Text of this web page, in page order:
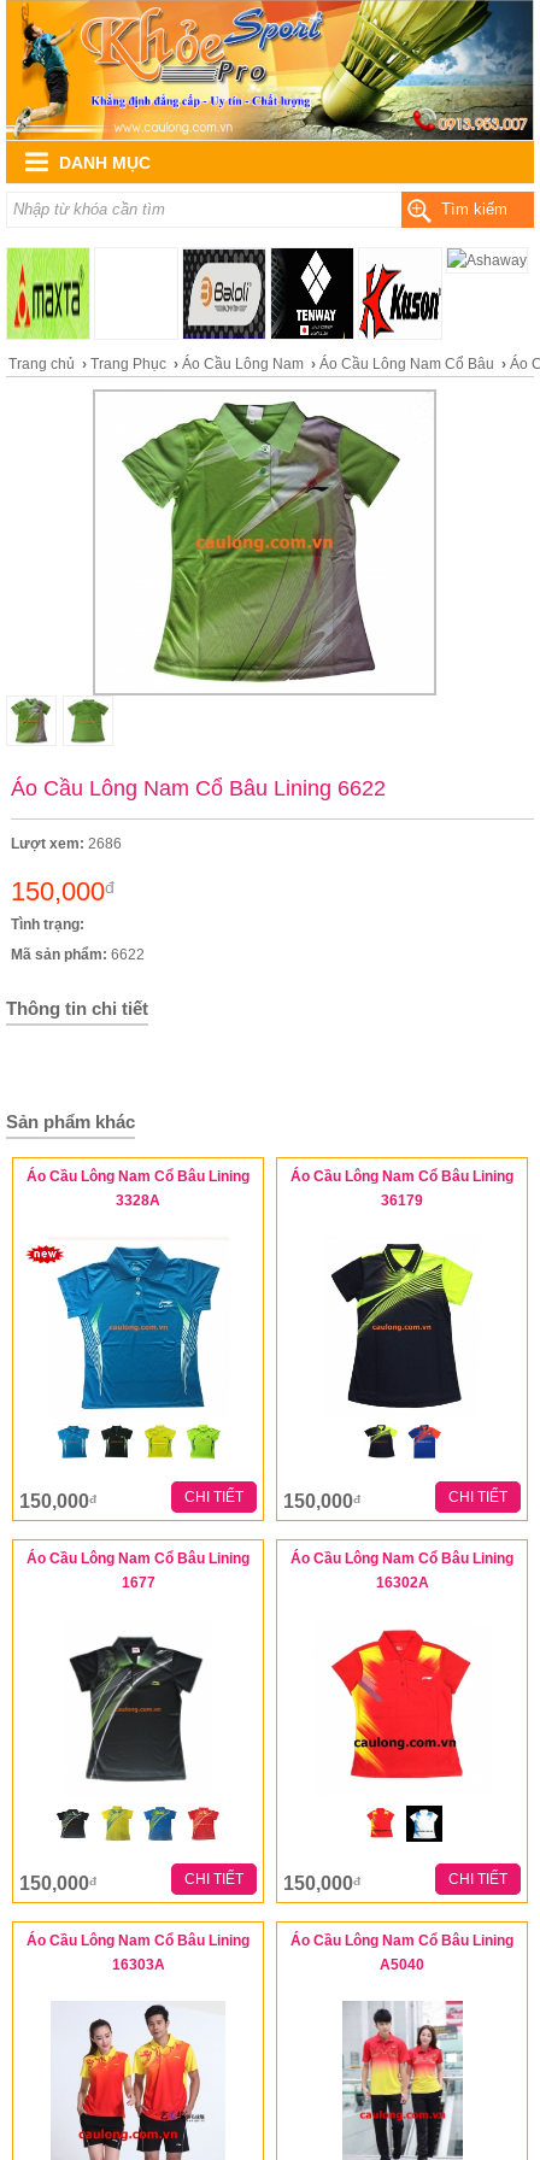
DANH MỤC
Tìm kiếm
Trang chủ › Trang Phục › Áo Cầu Lông Nam › Áo Cầu Lông Nam Cổ Bâu › Áo
Áo Cầu Lông Nam Cổ Bâu Lining 6622
Lượt xem: 2686
150,000đ
Tình trạng:
Mã sản phẩm: 6622
Thông tin chi tiết
Sản phẩm khác
Áo Cầu Lông Nam Cổ Bâu Lining
3328A
150,000đ CHI TIẾT
Áo Cầu Lông Nam Cổ Bâu Lining
36179
150,000đ CHI TIẾT
Áo Cầu Lông Nam Cổ Bâu Lining
1677
150,000đ CHI TIẾT
Áo Cầu Lông Nam Cổ Bâu Lining
16302A
150,000đ CHI TIẾT
Áo Cầu Lông Nam Cổ Bâu Lining
16303A
Áo Cầu Lông Nam Cổ Bâu Lining
A5040